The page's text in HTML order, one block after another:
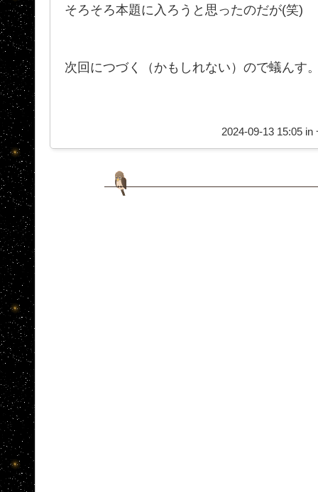
そろそろ本題に入ろうと思ったのだが(笑)
次回につづく（かもしれない）ので蟻んす
2024-09-13 15:05 in